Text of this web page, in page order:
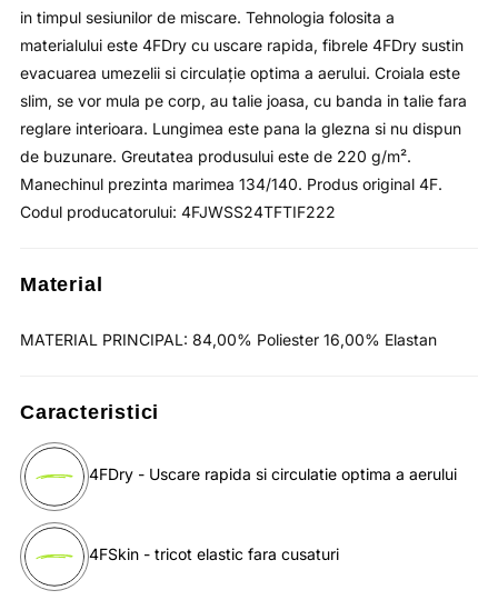
in timpul sesiunilor de miscare. Tehnologia folosita a
materialului este 4FDry cu uscare rapida, fibrele 4FDry sustin
evacuarea umezelii si circulaţie optima a aerului. Croiala este
slim, se vor mula pe corp, au talie joasa, cu banda in talie fara
reglare interioara. Lungimea este pana la glezna si nu dispun
de buzunare. Greutatea produsului este de 220 g/m².
Manechinul prezinta marimea 134/140. Produs original 4F.
Codul producatorului: 4FJWSS24TFTIF222
Material
MATERIAL PRINCIPAL: 84,00% Poliester 16,00% Elastan
Caracteristici
4FDry - Uscare rapida si circulatie optima a aerului
4FSkin - tricot elastic fara cusaturi